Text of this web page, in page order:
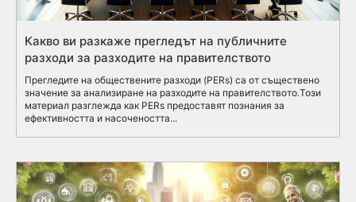
Какво ви разкаже прегледът на публичните
разходи за разходите на правителството
Прегледите на обществените разходи (PERs) са от съществено
значение за анализиране на разходите на правителството.Този
материал разглежда как PERs предоставят познания за
ефективността и насочеността...